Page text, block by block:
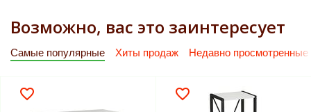
Возможно, вас это заинтересует
Самые популярные Хиты продаж Недавно просмотренные